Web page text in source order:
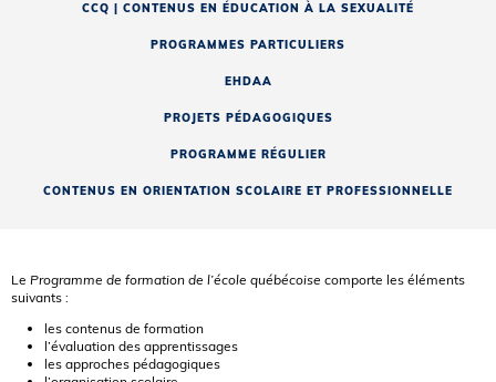
CCQ | CONTENUS EN ÉDUCATION À LA SEXUALITÉ
PROGRAMMES PARTICULIERS
EHDAA
PROJETS PÉDAGOGIQUES
PROGRAMME RÉGULIER
CONTENUS EN ORIENTATION SCOLAIRE ET PROFESSIONNELLE
Le Programme de formation de l’école québécoise comporte les éléments
suivants :
les contenus de formation
l’évaluation des apprentissages
les approches pédagogiques